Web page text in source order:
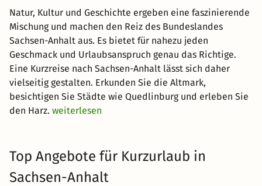
Natur, Kultur und Geschichte ergeben eine faszinierende
Mischung und machen den Reiz des Bundeslandes
Sachsen-Anhalt aus. Es bietet für nahezu jeden
Geschmack und Urlaubsanspruch genau das Richtige.
Eine Kurzreise nach Sachsen-Anhalt lässt sich daher
vielseitig gestalten. Erkunden Sie die Altmark,
besichtigen Sie Städte wie Quedlinburg und erleben Sie
den Harz. weiterlesen
Top Angebote für Kurzurlaub in
Sachsen-Anhalt